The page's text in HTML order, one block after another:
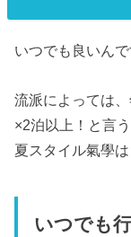
いつでも良いん
流派によっては
×2泊以上！と言
夏スタイル氣學は
いつでも